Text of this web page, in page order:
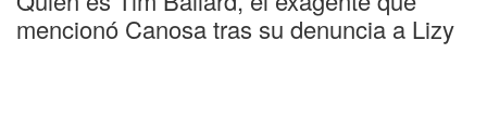
mencionó Canosa tras su denuncia a Lizy